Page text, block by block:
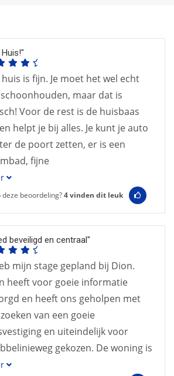
is fijn. Je moet het wel echt
maar dat is
Voor de rest is de huisbaas
helpt je bij alles. Je kunt je auto
de poort zetten, er is een
fijne
deze beoordeling?4vinden dit leuk
beveiligd en centraal"
mijn stage gepland bij Dion.
heeft voor goeie informatie
en heeft ons geholpen met
van een goeie
en uiteindelijk voor
gekozen. De woning is